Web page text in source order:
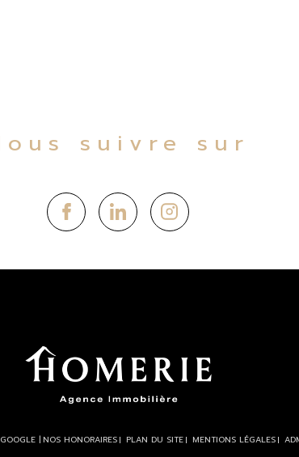
Nous suivre sur
| NOS HONORAIRES PLAN DU SITE MENTIONS LÉGALES